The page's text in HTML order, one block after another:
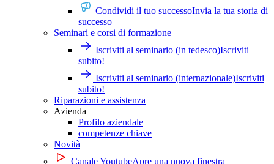
Condividi il tuo successoInvia la tua storia di
successo
Seminari e corsi di formazione
Iscriviti al seminario (in tedesco)Iscriviti
subito!
Iscriviti al seminario (internazionale)Iscriviti
subito!
Riparazioni e assistenza
Azienda
Profilo aziendale
competenze chiave
Novità
Canale YoutubeApre una nuova finestra